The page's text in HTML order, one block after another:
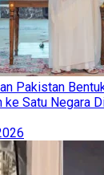
Pakistan
ke Satu Negara